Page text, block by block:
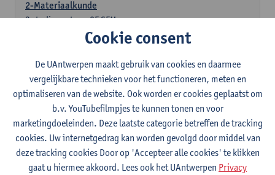
2-Materiaalkunde
2E SEM
3studiepunten
Linda Beenaerts
2-Wiskunde
2E SEM
studiepunten
Lesgever(s):
Rudi Penne Jeffrey Cornelis
Kris Annaert
Stijn Dierckx
Annelies Fabri
Senne Ignoul
Specifiek deel
15 studiepunten
Cookie consent
De UAntwerpen maakt gebruik van cookies en daarmee
vergelijkbare technieken voor het functioneren, meten en
optimaliseren van de website. Ook worden er cookies geplaatst om
b.v. YouTubefilmpjes te kunnen tonen en voor
marketingdoeleinden. Deze laatste categorie betreffen de tracking
cookies. Uw internetgedrag kan worden gevolgd door middel van
deze tracking cookies Door op 'Accepteer alle cookies' te klikken
gaat u hiermee akkoord. Lees ook het UAntwerpen Privacy